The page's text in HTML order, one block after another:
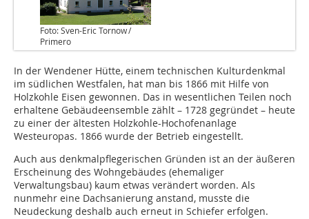
Foto: Sven-Eric Tornow /
Primero
In der Wendener Hütte, einem technischen Kulturdenkmal
im südlichen Westfalen, hat man bis 1866 mit Hilfe von
Holzkohle Eisen gewonnen. Das in wesentlichen Teilen noch
erhaltene Gebäudeensemble zählt – 1728 gegründet – heute
zu einer der ältesten Holzkohle-Hochofenanlage
Westeuropas. 1866 wurde der Betrieb eingestellt.
Auch aus denkmalpflegerischen Gründen ist an der äußeren
Erscheinung des Wohngebäudes (ehemaliger
Verwaltungsbau) kaum etwas verändert worden. Als
nunmehr eine Dachsanierung anstand, musste die
Neudeckung deshalb auch erneut in Schiefer erfolgen.